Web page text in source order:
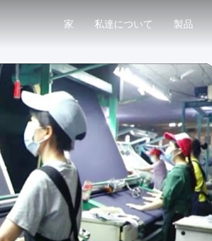
家 私達について 製品